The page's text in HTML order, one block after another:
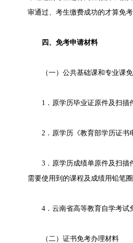
审通过、考生缴费成功的才算免
四、免考申请材料
（一）公共基础课和专业课免
1．原学历毕业证原件及扫描
2．原学历《教育部学历证书
3．原学历成绩单原件及扫描
需要使用到的课程及成绩用铅笔圈
4．云南省高等教育自学考试
（二）证书免考办理材料